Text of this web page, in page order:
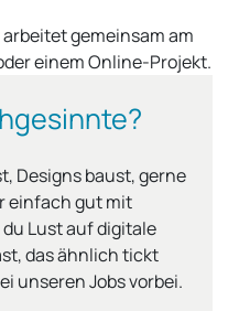
Designs baust, gerne
einfach gut mit
Lust auf digitale
das ähnlich tickt
unseren Jobs vorbei.